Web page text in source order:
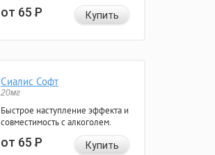
от 65Р Купить
Сиалис Софт
20мг
Быстрое наступление эффекта и
совместимость с алкоголем.
от 65Р Купить